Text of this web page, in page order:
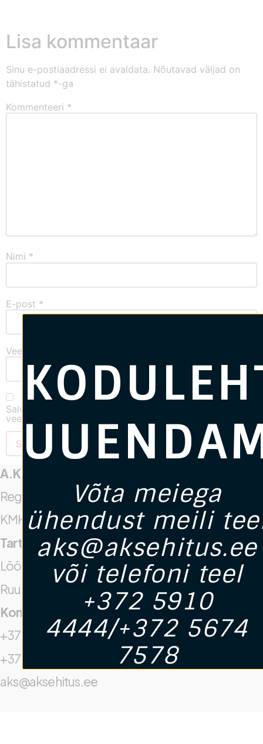
Lisa kommentaar
Sinu e-postiaadressi ei avaldata. Nõutavad väljad on
tähistatud *-ga
Kommenteeri *
Nimi *
E-post *
Veebileht
Salvesta minu nimi, e-posti- ja veebiaadress sellesse
veebilehitsejasse järgmiste kommentaaride jaoks.
A.K.S Construction OÜ
Registrikood: 16942537
KMKR. Nr: EE102717945
Tartu Kontor
Lõõtsa 5, Tartu
Ruum Nr 222
Kontaktid
+372 5910 4444
+372 5674 7578
aks@aksehitus.ee
Võta meiega
ühendust meili
aks@aksehitus.ee
või telefoni teel
+372 5910
4444/+372 5674
7578